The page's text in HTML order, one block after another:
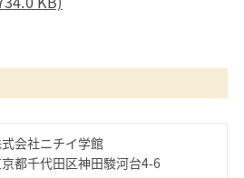
会社ニチイ学館
都千代田区神田駿河台4-6